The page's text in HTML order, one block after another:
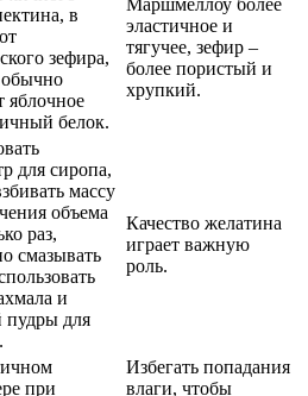
в
зефира,
яблочное
белок.
Маршмеллоу более
эластичное и
тягучее, зефир –
более пористый и
хрупкий.
для сиропа,
массу
объема
раз,
смазывать
и
пудры для
Качество желатина
играет важную
роль.
при
Избегать попадания
влаги, чтобы